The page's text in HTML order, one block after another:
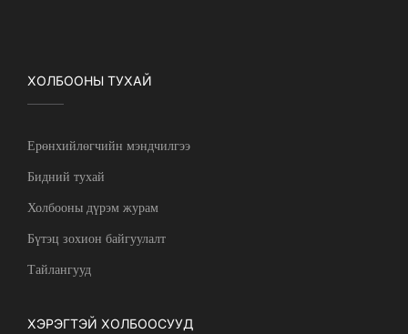
ХОЛБООНЫ ТУХАЙ
Ерөнхийлөгчийн мэндчилгээ
Бидний тухай
Холбооны дүрэм журам
Бүтэц зохион байгуулалт
Тайлангууд
ХЭРЭГТЭЙ ХОЛБООСУУД